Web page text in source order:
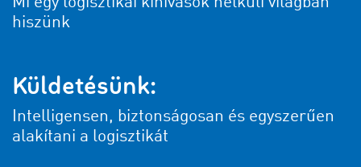
hiszünk
Küldetésünk:
Intelligensen, biztonságosan és egyszerűen
alakítani a logisztikát